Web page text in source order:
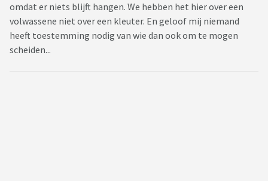
omdat er niets blijft hangen. We hebben het hier over een
volwassene niet over een kleuter. En geloof mij niemand
heeft toestemming nodig van wie dan ook om te mogen
scheiden...